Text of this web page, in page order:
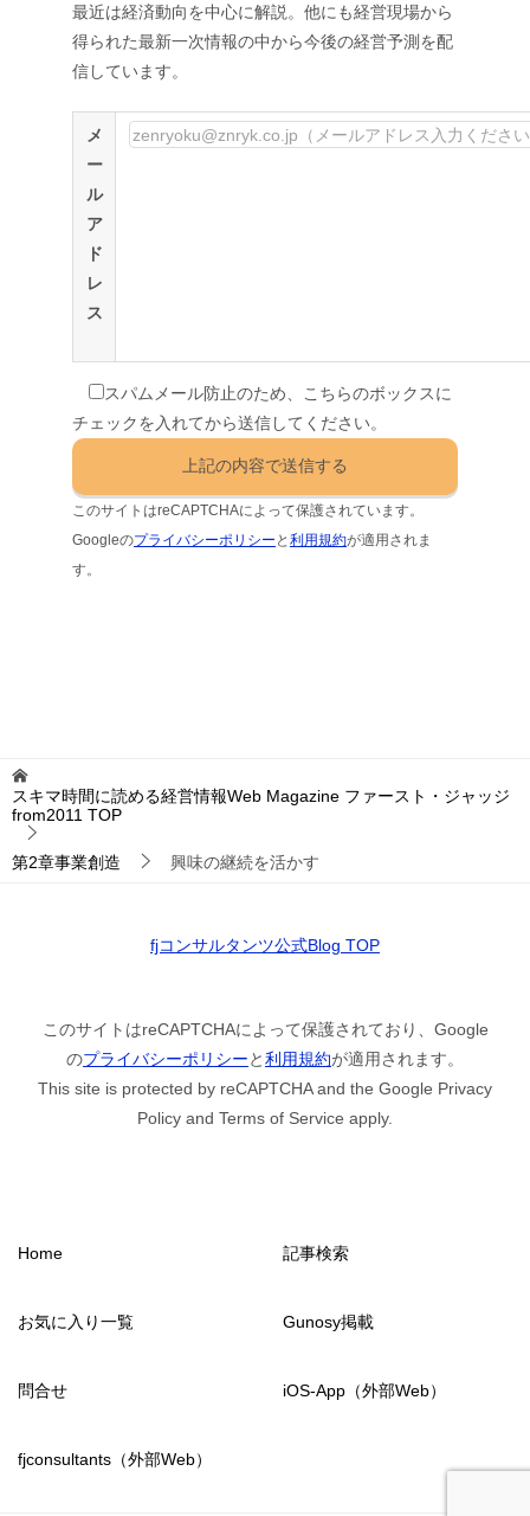
最近は経済動向を中心に解説。他にも経営現場から
得られた最新一次情報の中から今後の経営予測を配
信しています。
メ
ー
ル
ア
ド
レ
ス
スパムメール防止のため、こちらのボックスに
チェックを入れてから送信してください。
このサイトはreCAPTCHAによって保護されています。
Googleのプライバシーポリシー と利用規約が適用されま
す。
スキマ時間に読める経営情報Web Magazine ファースト・ジャッジ
from2011 TOP
第2章事業創造 興味の継続を活かす
fjコンサルタンツ公式Blog TOP
このサイトはreCAPTCHAによって保護されており、Google
のプライバシーポリシーと利用規約が適用されます。
This site is protected by reCAPTCHA and the Google Privacy
Policy and Terms of Service apply.
Home 記事検索
お気に入り一覧 Gunosy掲載
問合せ iOS-App（外部Web）
fjconsultants（外部Web）